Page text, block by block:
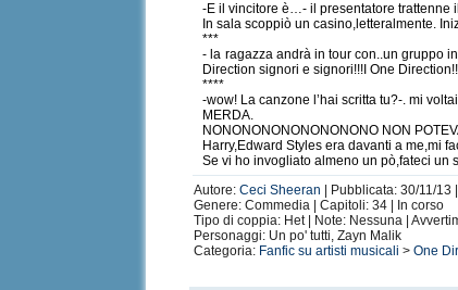
-E il vincitore è…- il presentatore trattenne
In sala scoppiò un casino,letteralmente.
***
- la ragazza andrà in tour con..un gruppo
Direction signori e signori!!!I One
****
-wow! La canzone l’hai scritta tu?-. mi
MERDA.
NONONONONONONONONO NON
Harry,Edward Styles era davanti a me,mi
Se vi ho invogliato almeno un pò,fateci un
Autore:Ceci Sheeran
| Pubblicata: 30/11/
Genere: Commedia | Capitoli: 34 | In corso
Tipo di coppia: Het | Note: Nessuna |
Personaggi: Un po' tutti, Zayn Malik
Categoria: Fanfic su artisti musicali >One